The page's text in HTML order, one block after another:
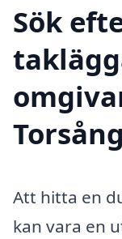
Sök
Torsång
Att hitta en
kan vara en